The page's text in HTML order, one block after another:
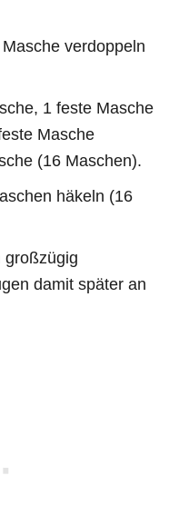
verdoppeln
1 feste Masche
Masche
(16 Maschen).
häkeln (16
großzügig
damit später an